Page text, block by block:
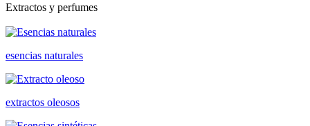
Extractos y perfumes
esencias naturales
extractos oleosos